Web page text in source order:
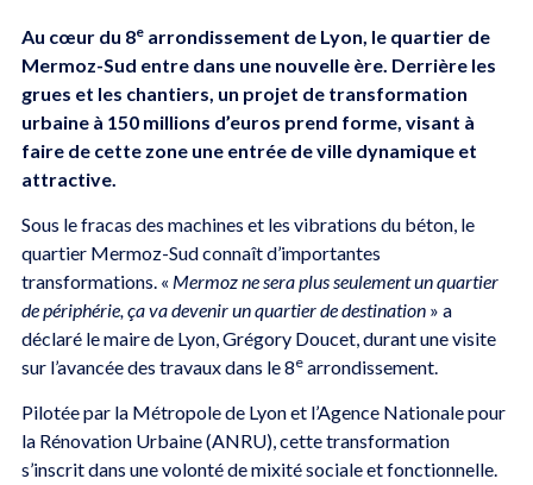
Au cœur du 8earrondissement de Lyon, le quartier de
Mermoz-Sud entre dans une nouvelle ère. Derrière les
grues et les chantiers, un projet de transformation
urbaine à 150 millions d’euros prend forme, visant à
faire de cette zone une entrée de ville dynamique et
attractive.
Sous le fracas des machines et les vibrations du béton, le
quartier Mermoz-Sud connaît d’importantes
transformations. « Mermoz ne sera plus seulement un quartier
de périphérie, ça va devenir un quartier de destination» a
déclaré le maire de Lyon, Grégory Doucet, durant une visite
sur l’avancée des travaux dans le 8earrondissement.
Pilotée par la Métropole de Lyon et l’Agence Nationale pour
la Rénovation Urbaine (ANRU), cette transformation
s’inscrit dans une volonté de mixité sociale et fonctionnelle.